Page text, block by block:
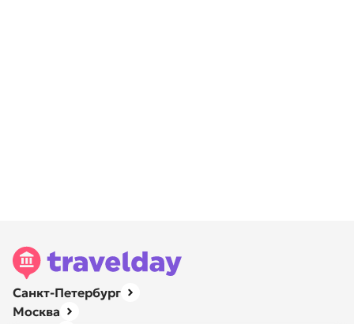
Санкт-Петербург
Москва